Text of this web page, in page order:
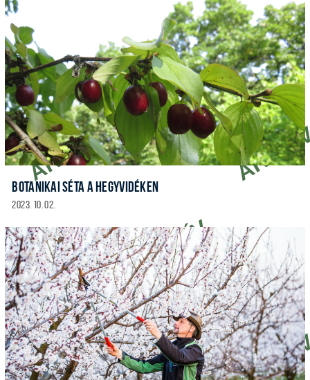
BOTANIKAI SÉTA A HEGYVIDÉKEN
2023. 10. 02.